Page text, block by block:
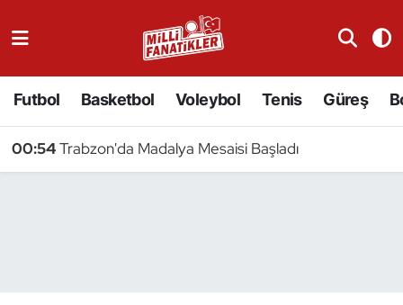
Futbol Basketbol Voleybol Tenis Güreş
00:54Trabzon'da Madalya Mesaisi Başladı
Badminton